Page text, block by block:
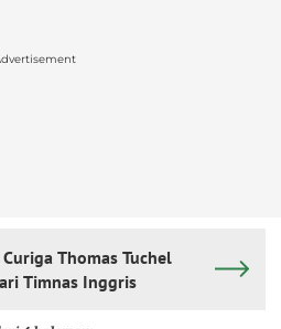
Thomas Tuchel
Timnas Inggris